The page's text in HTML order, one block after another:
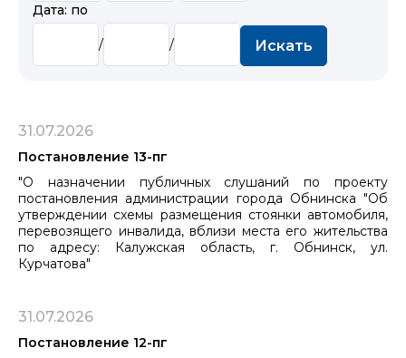
Дата: по
/ / Искать
31.07.2026
Постановление 13-пг
"О назначении публичных слушаний по проекту
постановления администрации города Обнинска "Об
утверждении схемы размещения стоянки автомобиля,
перевозящего инвалида, вблизи места его жительства
по адресу: Калужская область, г. Обнинск, ул.
Курчатова"
31.07.2026
Постановление 12-пг